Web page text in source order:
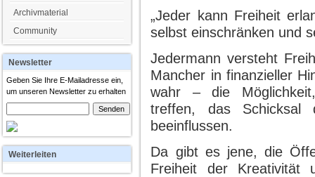
„Jeder kann Freiheit
selbst einschränken und
Jedermann versteht
Mancher in finanzieller
wahr – die
treffen, das Schicksal
beeinflussen.
Da gibt es jene, die
Freiheit der Kreativität
Archivmaterial
Community
Newsletter
Geben Sie Ihre E-Mailadresse ein,
um unseren Newsletter zu erhalten
Weiterleiten